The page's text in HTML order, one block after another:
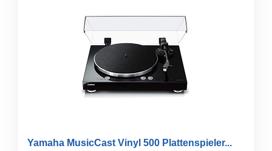
Yamaha MusicCast Vinyl 500 Plattenspieler...